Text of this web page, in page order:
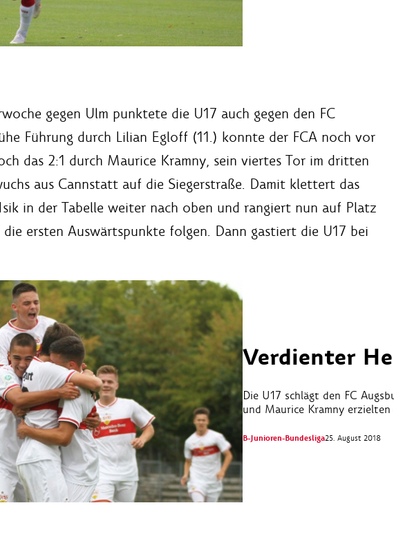
gegen Ulm punktete die U17 auch gegen den FC
Führung durch Lilian Egloff (11.) konnte der FCA noch vor
das 2:1 durch Maurice Kramny, sein viertes Tor im dritten
aus Cannstatt auf die Siegerstraße. Damit klettert das
in der Tabelle weiter nach oben und rangiert nun auf Platz
die ersten Auswärtspunkte folgen. Dann gastiert die U17 bei
Verdienter
Die U17 schlägt den FC
und Maurice Kramny
B-Junioren-Bundesliga25. August 2018